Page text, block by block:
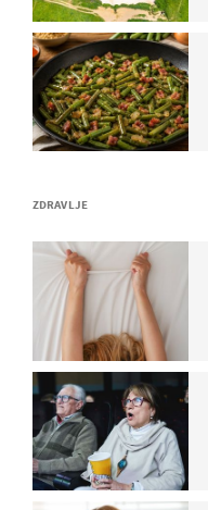
ZDRAVLJE